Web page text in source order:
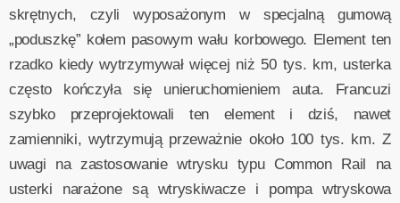
skrętnych, czyli wyposażonym w specjalną gumową
„poduszkę” kołem pasowym wału korbowego. Element ten
rzadko kiedy wytrzymywał więcej niż 50 tys. km, usterka
często kończyła się unieruchomieniem auta. Francuzi
szybko przeprojektowali ten element i dziś, nawet
zamienniki, wytrzymują przeważnie około 100 tys. km. Z
uwagi na zastosowanie wtrysku typu Common Rail na
usterki narażone są wtryskiwacze i pompa wtryskowa